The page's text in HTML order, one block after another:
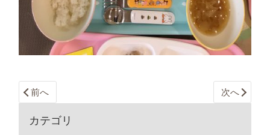
前へ 次へ
カテゴリ